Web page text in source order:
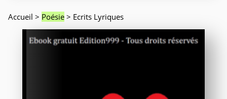
Accueil > Poésie > Ecrits Lyriques